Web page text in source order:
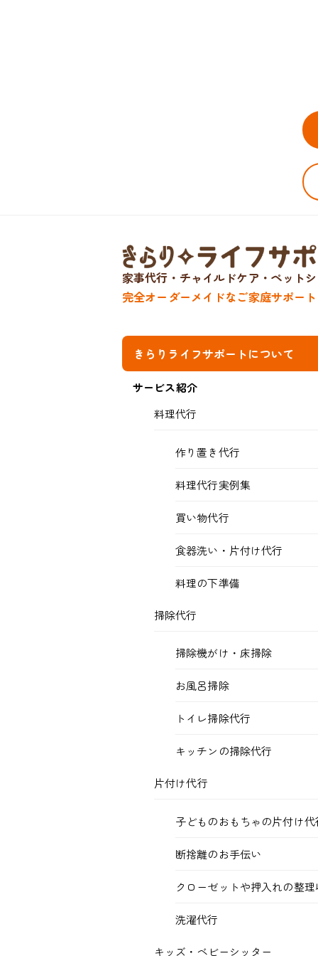
家事代行・チャイルドケア・ペット
完全オーダーメイドなご家庭サポート
きらりライフサポートについて
サービス紹介
料理代行
作り置き代行
料理代行実例集
買い物代行
食器洗い・片付け代行
料理の下準備
掃除代行
掃除機がけ・床掃除
お風呂掃除
トイレ掃除代行
キッチンの掃除代行
片付け代行
子どものおもちゃの片付け代
断捨離のお手伝い
クローゼットや押入れの整
洗濯代行
キッズ・ベビーシッター